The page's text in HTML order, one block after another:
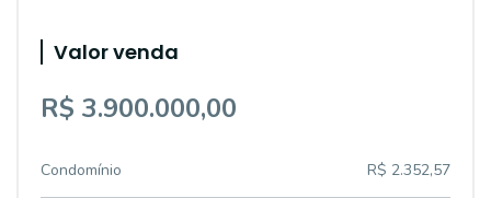
Valor venda
R$ 3.900.000,00
Condomínio R$ 2.352,57